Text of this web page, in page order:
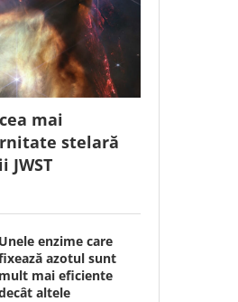
mai
stelară
Unele enzime care
azotul sunt
mult mai eficiente
altele